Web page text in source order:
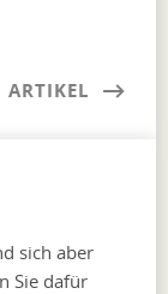
ARTIKEL
sich aber
Sie dafür